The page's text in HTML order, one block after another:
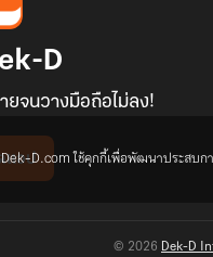
D
จนวางมือถือไม่ลง!
แอป
© 2026 Dek-D
Dek-D.com ใช้คุกกี้เพื่อพัฒนาประสบก